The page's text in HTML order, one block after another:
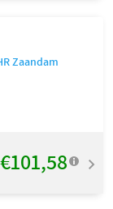
Zaandam
€101,58